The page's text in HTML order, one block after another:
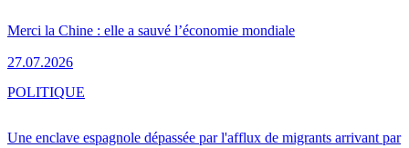
Merci la Chine : elle a sauvé l’économie mondiale
27.07.2026
Une enclave espagnole dépassée par l'afflux de migrants arrivant par
POLITIQUE